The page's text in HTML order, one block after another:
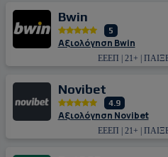
Bwin
5
Αξιολόγηση Bwin
ΕΕΕΠ | 21+ |
Novibet
4.9
Αξιολόγηση Novibet
ΕΕΕΠ | 21+ |